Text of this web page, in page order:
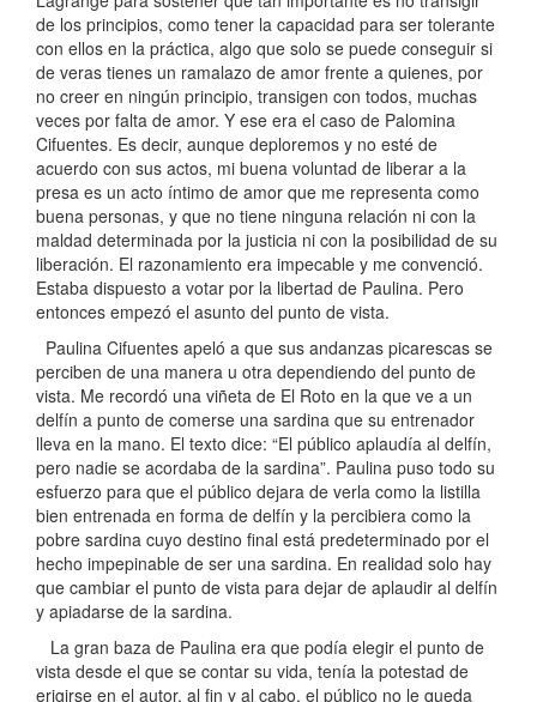
de los principios, como tener la capacidad para ser tolerante
con ellos en la práctica, algo que solo se puede conseguir si
de veras tienes un ramalazo de amor frente a quienes, por
no creer en ningún principio, transigen con todos, muchas
veces por falta de amor. Y ese era el caso de Palomina
Cifuentes. Es decir, aunque deploremos y no esté de
acuerdo con sus actos, mi buena voluntad de liberar a la
presa es un acto íntimo de amor que me representa como
buena personas, y que no tiene ninguna relación ni con la
maldad determinada por la justicia ni con la posibilidad de su
liberación. El razonamiento era impecable y me convenció.
Estaba dispuesto a votar por la libertad de Paulina. Pero
entonces empezó el asunto del punto de vista.
Paulina Cifuentes apeló a que sus andanzas picarescas se
perciben de una manera u otra dependiendo del punto de
vista. Me recordó una viñeta de El Roto en la que ve a un
delfín a punto de comerse una sardina que su entrenador
lleva en la mano. El texto dice: “El público aplaudía al delfín,
pero nadie se acordaba de la sardina”. Paulina puso todo su
esfuerzo para que el público dejara de verla como la listilla
bien entrenada en forma de delfín y la percibiera como la
pobre sardina cuyo destino final está predeterminado por el
hecho impepinable de ser una sardina. En realidad solo hay
que cambiar el punto de vista para dejar de aplaudir al delfín
y apiadarse de la sardina.
La gran baza de Paulina era que podía elegir el punto de
vista desde el que se contar su vida, tenía la potestad de
erigirse en el autor, al fin y al cabo, el público no le queda